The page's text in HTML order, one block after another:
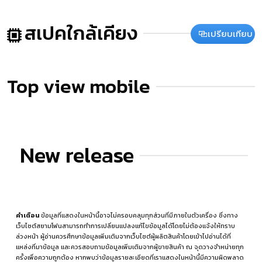
สเปคใกล้เคียง เปรียบเทียบ
Top view mobile
New release
คำเตือนข้อมูลที่แสดงในหน้านี้อาจไม่ครอบคลุมทุกส่วนที่มีภายในตัวเครื่อง ซึ่งทาง
เว็บไซต์สยามโฟนสามารถทำการเปลี่ยนแปลงแก้ไขข้อมูลได้โดยไม่ต้องแจ้งให้ทราบ
ล่วงหน้า ผู้อ่านควรศึกษาข้อมูลเพิ่มเติมจากเว็บไซต์ผู้ผลิตสินค้าโดยเข้าไปอ่านได้ที่
แหล่งที่มาข้อมูล และควรสอบถามข้อมูลเพิ่มเติมจากผู้ขายสินค้า ณ จุดวางจำหน่ายทุก
ครั้งเพื่อความถูกต้อง หากพบว่าข้อมูลรายละเอียดที่เราแสดงในหน้านี้มีความผิดพลาด